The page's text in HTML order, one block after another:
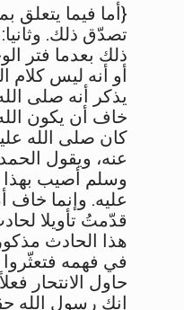
}أما فيما يتعلق
تصدّق ذلك.
ذلك بعدما فتر
أو أنه ليس كلام
يذكر أنه صلى
خاف أن يكون
كان صلى الله
عنه، ويقول
وسلم أصيب بهذا
عليه. وإنما خاف
قدّمتُ تأويلا
هذا الحادث
في فهمه
حاول الانتحار
إنك رسول الله